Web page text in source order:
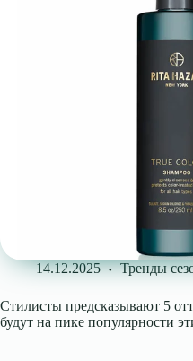
14.12.2025 Тренды
Стилисты предсказывают 5
будут на пике популярности